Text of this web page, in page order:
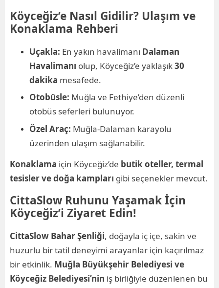
Köyceğiz’e Nasıl Gidilir? Ulaşım ve
Konaklama Rehberi
Uçakla: En yakın havalimanı Dalaman
Havalimanı olup, Köyceğiz’e yaklaşık30
dakika mesafede.
Otobüsle: Muğla ve Fethiye’den düzenli
otobüs seferleri bulunuyor.
Özel Araç: Muğla-Dalaman karayolu
üzerinden ulaşım sağlanabilir.
Konaklama için Köyceğiz’de butik oteller, termal
tesisler ve doğa kampları gibi seçenekler mevcut.
CittaSlow Ruhunu Yaşamak İçin
Köyceğiz’i Ziyaret Edin!
CittaSlow Bahar Şenliği, doğayla iç içe, sakin ve
huzurlu bir tatil deneyimi arayanlar için kaçırılmaz
bir etkinlik. Muğla Büyükşehir Belediyesi ve
Köyceğiz Belediyesi’nin iş birliğiyle düzenlenen bu